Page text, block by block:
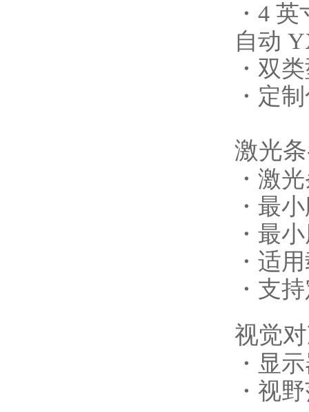
・4
自动
・双
・定
激光
・激
・最
・最
・适
・支
视觉
・显
・视